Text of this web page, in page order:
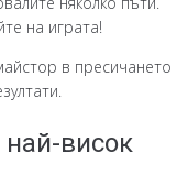
на играта!
в пресичането
най-висок